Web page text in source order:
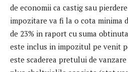
de economii ca castig sau
impozitare va fi la o cota minima
de 23% in raport cu suma
este inclus in impozitul pe venit
este scaderea pretului de